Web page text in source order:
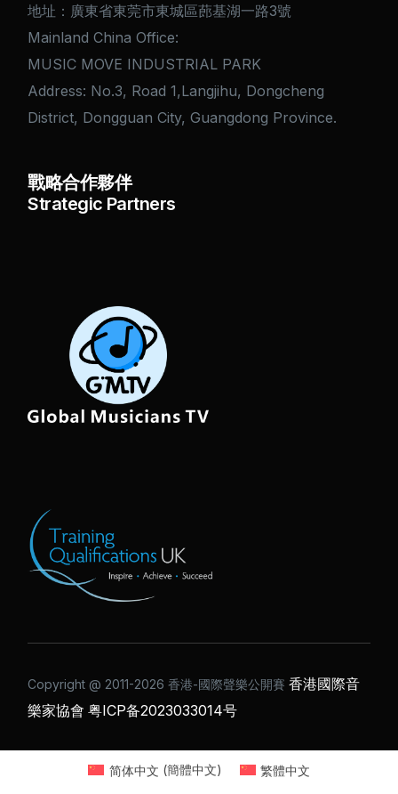
地址：廣東省東莞市東城區蓢基湖一路3號
Mainland China Office:
MUSIC MOVE INDUSTRIAL PARK
Address: No.3, Road 1,Langjihu, Dongcheng
District, Dongguan City, Guangdong Province.
戰略合作夥伴
Strategic Partners
Copyright @ 2011-2026 ⾹港-國際聲樂公開賽香港國際音
樂家協會 粤ICP备2023033014号
简体中文 (簡體中文) 繁體中文